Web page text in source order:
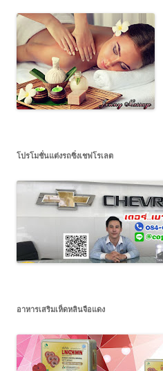
โปรโมชั่นแต่งรถซิ่งเชฟโรเลต
อาหารเสริมเห็ดหลินจือแดง